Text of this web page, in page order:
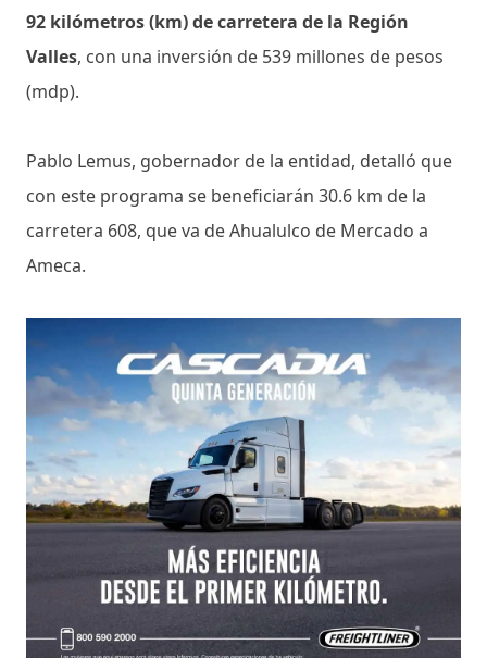
92 kilómetros (km) de carretera de la Región
Valles, con una inversión de 539 millones de pesos
(mdp).
Pablo Lemus, gobernador de la entidad, detalló que
con este programa se beneficiarán 30.6 km de la
carretera 608, que va de Ahualulco de Mercado a
Ameca.